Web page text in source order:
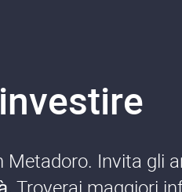
Invita gli